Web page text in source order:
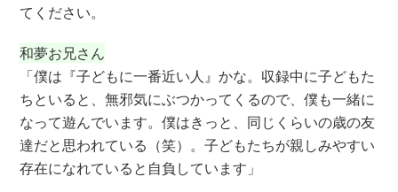
てください。
和夢お兄さん
「僕は『子どもに一番近い人』かな。収録中に子どもた
ちといると、無邪気にぶつかってくるので、僕も一緒に
なって遊んでいます。僕はきっと、同じくらいの歳の友
達だと思われている（笑）。子どもたちが親しみやすい
存在になれていると自負しています」